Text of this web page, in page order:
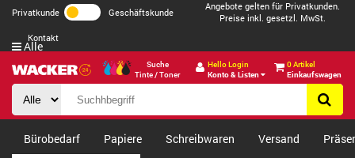
Privatkunde Geschäftskunde
Angebote gelten für Privatkunden.
Preise inkl. gesetzl. MwSt.
Kontakt
Suche
Tinte / Toner
Hello Login
Konto & Listen
0 Artikel
Einkaufswagen
Alle
Bürobedarf Papiere Schreibwaren Versand